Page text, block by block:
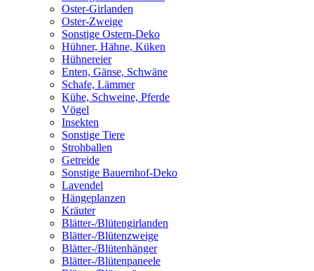
Oster-Girlanden
Oster-Zweige
Sonstige Ostern-Deko
Hühner, Hähne, Küken
Hühnereier
Enten, Gänse, Schwäne
Schafe, Lämmer
Kühe, Schweine, Pferde
Vögel
Insekten
Sonstige Tiere
Strohballen
Getreide
Sonstige Bauernhof-Deko
Lavendel
Hängeplanzen
Kräuter
Blätter-/Blütengirlanden
Blätter-/Blütenzweige
Blätter-/Blütenhänger
Blätter-/Blütenpaneele